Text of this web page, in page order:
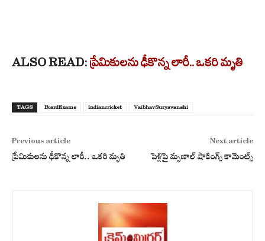
ALSO READ: ప్రేమికులను ఢీకొన్న లారీ.. ఒకరి మృతి
TAGS BoardExams indiancricket VaibhavSuryavanshi
Previous article
ప్రేమికులను ఢీకొన్న లారీ.. ఒకరి మృతి
Next article
పెళ్లిపై మృణాల్ షాకింగ్స్ కామెంట్స్